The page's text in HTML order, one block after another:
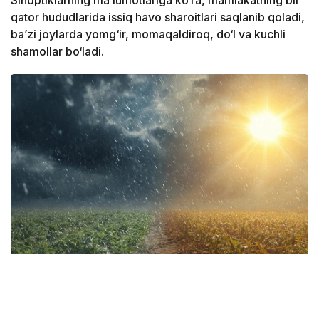
qator hududlarida issiq havo sharoitlari saqlanib qoladi,
ba’zi joylarda yomg‘ir, momaqaldiroq, do‘l va kuchli
shamollar bo‘ladi.